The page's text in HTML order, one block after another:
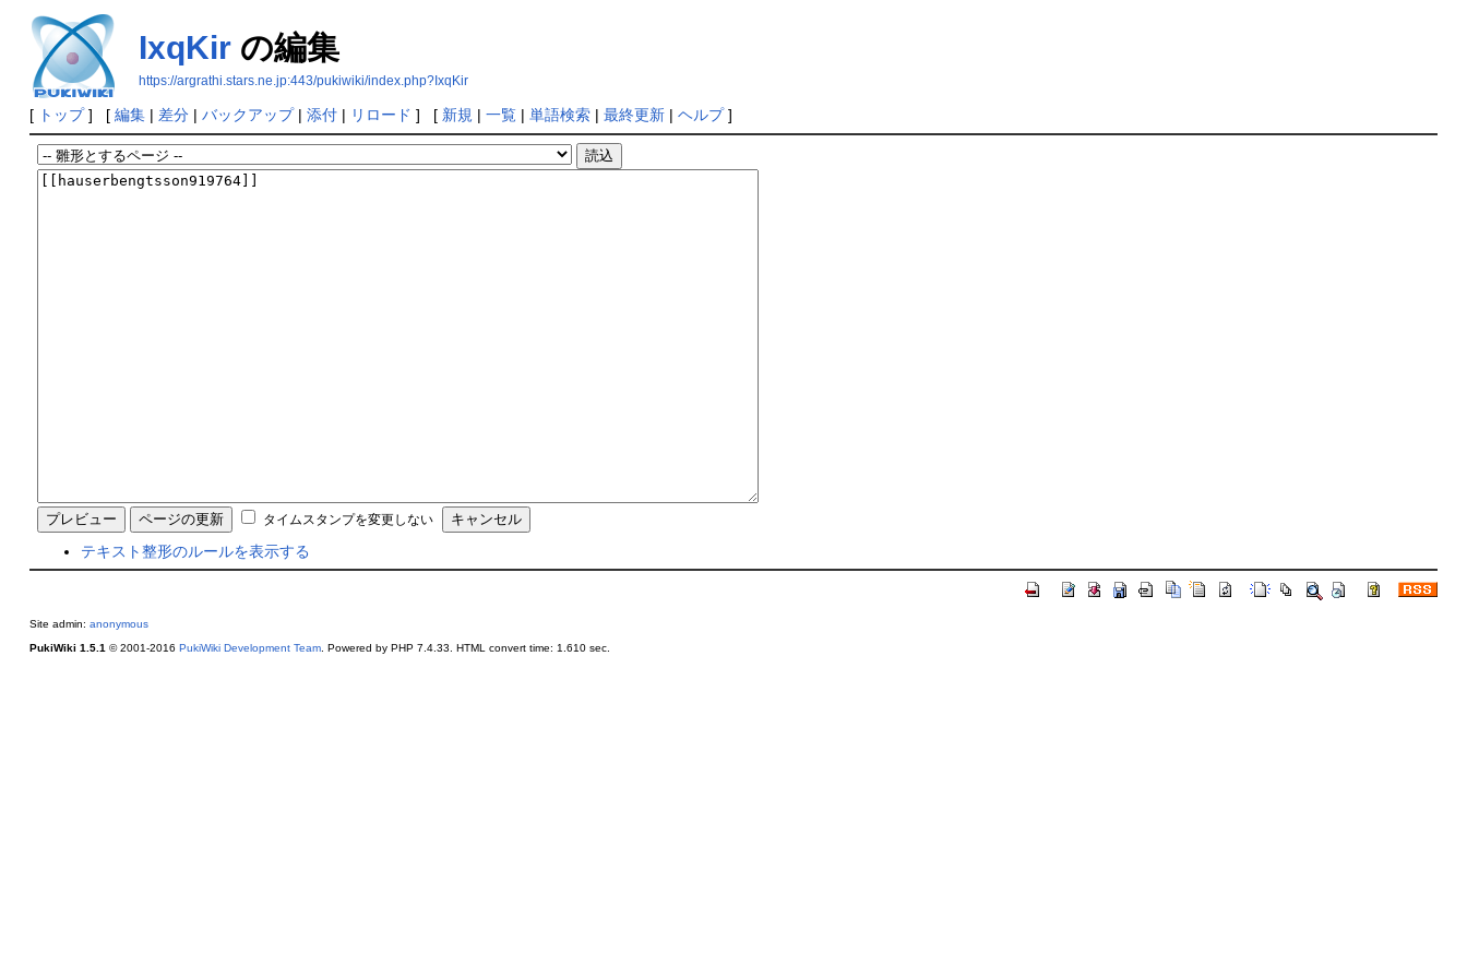
IxqKirの編集
https://argrathi.stars.ne.jp:443/pukiwiki/index.php?IxqKir
[ トップ] [ 編集| 差分| バックアップ| 添付| リロード ] [ 新規 | 一覧| 単語検索| 最終更新| ヘルプ]
タイムスタンプを変更しない
テキスト整形のルールを表示する
Site admin: anonymous
PukiWiki 1.5.1 © 2001-2016 PukiWiki Development Team. Powered by PHP 7.4.33. HTML convert time: 1.610 sec.